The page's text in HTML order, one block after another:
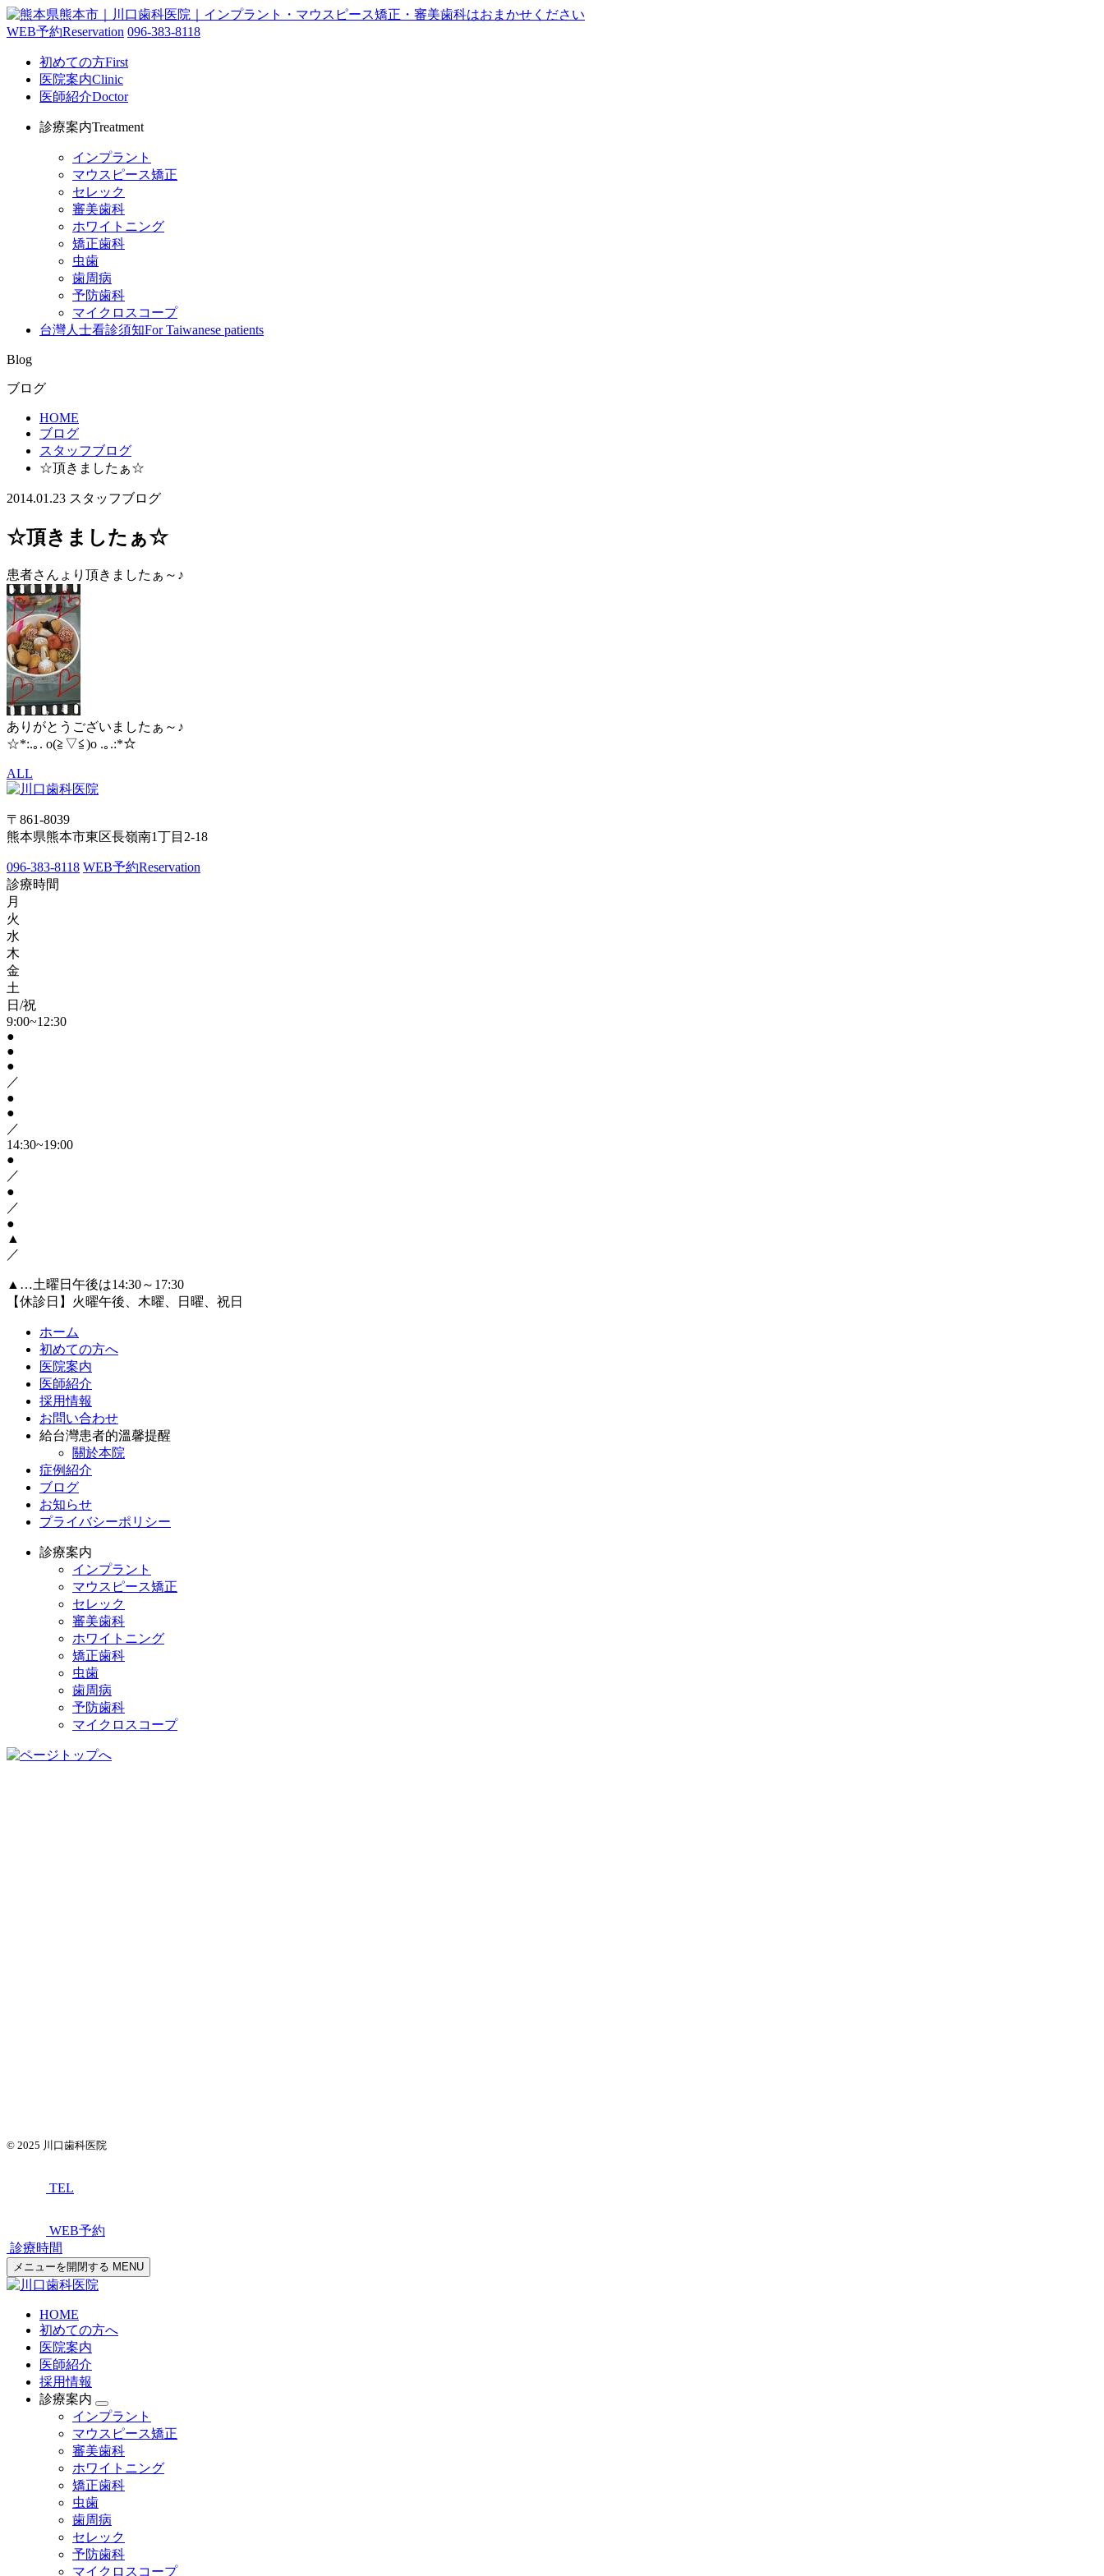
WEB予約Reservation 096-383-8118
初めての方First
医院案内Clinic
医師紹介Doctor
診療案内Treatment
インプラント
マウスピース矯正
セレック
審美歯科
ホワイトニング
矯正歯科
虫歯
歯周病
予防歯科
マイクロスコープ
台灣人士看診須知For Taiwanese patients
Blog
ブログ
HOME
ブログ
スタッフブログ
☆頂きましたぁ☆
2014.01.23 スタッフブログ
☆頂きましたぁ☆
患者さんょり頂きましたぁ～♪
ありがとうございましたぁ～♪
☆*:.｡. o(≧▽≦)o .｡.:*☆
ALL
〒861-8039
熊本県熊本市東区長嶺南1丁目2-18
096-383-8118 WEB予約Reservation
診療時間
月
火
水
木
金
土
日/祝
9:00~12:30
●
●
●
／
●
●
／
14:30~19:00
●
／
●
／
●
▲
／
▲…土曜日午後は14:30～17:30
【休診日】火曜午後、木曜、日曜、祝日
ホーム
初めての方へ
医院案内
医師紹介
採用情報
お問い合わせ
給台灣患者的溫馨提醒
關於本院
症例紹介
ブログ
お知らせ
プライバシーポリシー
診療案内
インプラント
マウスピース矯正
セレック
審美歯科
ホワイトニング
矯正歯科
虫歯
歯周病
予防歯科
マイクロスコープ
© 2025 川口歯科医院
TEL
WEB予約
診療時間
メニューを開閉する MENU
HOME
初めての方へ
医院案内
医師紹介
採用情報
診療案内
インプラント
マウスピース矯正
審美歯科
ホワイトニング
矯正歯科
虫歯
歯周病
セレック
予防歯科
マイクロスコープ